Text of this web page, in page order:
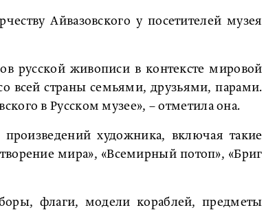
Айвазовского у посетителей музея
русской живописи в контексте мировой
всей страны семьями, друзьями, парами.
в Русском музее», – отметила она.
художника, включая такие
мира», «Всемирный потоп», «Бриг
флаги, модели кораблей, предметы